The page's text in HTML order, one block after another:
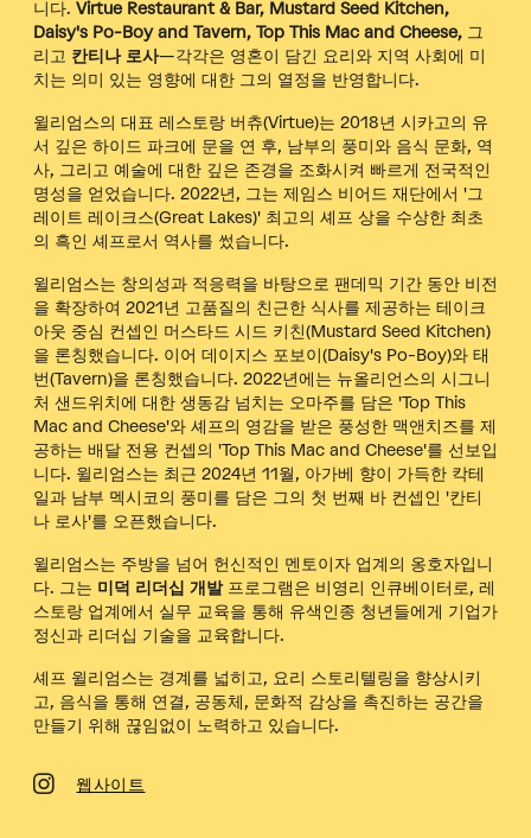
니다. Virtue Restaurant & Bar, Mustard Seed Kitchen,
Daisy's Po-Boy and Tavern, Top This Mac and Cheese, 그
리고 칸티나 로사—각각은 영혼이 담긴 요리와 지역 사회에 미
치는 의미 있는 영향에 대한 그의 열정을 반영합니다.
윌리엄스의 대표 레스토랑 버츄(Virtue)는 2018년 시카고의 유
서 깊은 하이드 파크에 문을 연 후, 남부의 풍미와 음식 문화, 역
사, 그리고 예술에 대한 깊은 존경을 조화시켜 빠르게 전국적인
명성을 얻었습니다. 2022년, 그는 제임스 비어드 재단에서 '그
레이트 레이크스(Great Lakes)' 최고의 셰프 상을 수상한 최초
의 흑인 셰프로서 역사를 썼습니다.
윌리엄스는 창의성과 적응력을 바탕으로 팬데믹 기간 동안 비전
을 확장하여 2021년 고품질의 친근한 식사를 제공하는 테이크
아웃 중심 컨셉인 머스타드 시드 키친(Mustard Seed Kitchen)
을 론칭했습니다. 이어 데이지스 포보이(Daisy's Po-Boy)와 태
번(Tavern)을 론칭했습니다. 2022년에는 뉴올리언스의 시그니
처 샌드위치에 대한 생동감 넘치는 오마주를 담은 'Top This
Mac and Cheese'와 셰프의 영감을 받은 풍성한 맥앤치즈를 제
공하는 배달 전용 컨셉의 'Top This Mac and Cheese'를 선보입
니다. 윌리엄스는 최근 2024년 11월, 아가베 향이 가득한 칵테
일과 남부 멕시코의 풍미를 담은 그의 첫 번째 바 컨셉인 '칸티
나 로사'를 오픈했습니다.
윌리엄스는 주방을 넘어 헌신적인 멘토이자 업계의 옹호자입니
다. 그는 미덕 리더십 개발프로그램은 비영리 인큐베이터로, 레
스토랑 업계에서 실무 교육을 통해 유색인종 청년들에게 기업가
정신과 리더십 기술을 교육합니다.
셰프 윌리엄스는 경계를 넓히고, 요리 스토리텔링을 향상시키
고, 음식을 통해 연결, 공동체, 문화적 감상을 촉진하는 공간을
만들기 위해 끊임없이 노력하고 있습니다.
웹사이트